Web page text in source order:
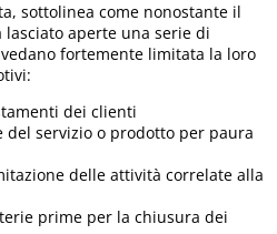
sottolinea come nonostante il
lasciato aperte una serie di
fortemente limitata la loro
dei clienti
servizio o prodotto per paura
delle attività correlate alla
prime per la chiusura dei